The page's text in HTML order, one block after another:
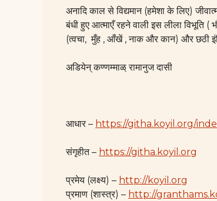
अनादि काल से विद्यमान (हमेशा के लिए)
बंधी हुए आत्माएँ रहने वाली इस लीला विभूति (
(त्वचा, मुँह , आँखें , नाक और कान) और छठी
अडियेन् कण्णम्माळ् रामानुज दासी
आधार – https://githa.koyil.org/
संगृहीत – https://githa.koyil.org
प्रमेय (लक्ष्य) – http://koyil.org
प्रमाण (शास्त्र) – http://